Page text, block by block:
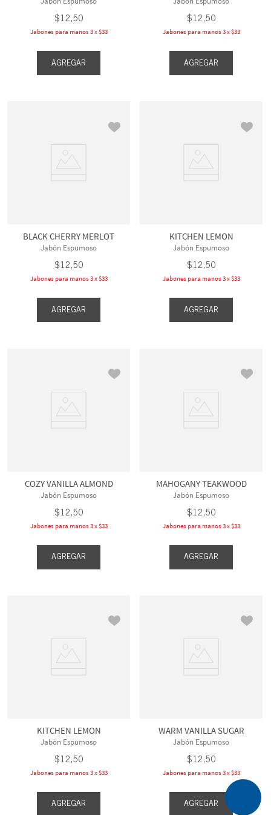
$12,50
Jabones para manos 3 x $33
AGREGAR
$12,50
Jabones para manos 3 x $33
AGREGAR
BLACK CHERRY MERLOT
Jabón Espumoso
$12,50
Jabones para manos 3 x $33
AGREGAR
KITCHEN LEMON
Jabón Espumoso
$12,50
Jabones para manos 3 x $33
AGREGAR
COZY VANILLA ALMOND
Jabón Espumoso
$12,50
Jabones para manos 3 x $33
AGREGAR
MAHOGANY TEAKWOOD
Jabón Espumoso
$12,50
Jabones para manos 3 x $33
AGREGAR
KITCHEN LEMON
Jabón Espumoso
$12,50
Jabones para manos 3 x $33
AGREGAR
WARM VANILLA SUGAR
Jabón Espumoso
$12,50
Jabones para manos 3 x $33
AGREGAR